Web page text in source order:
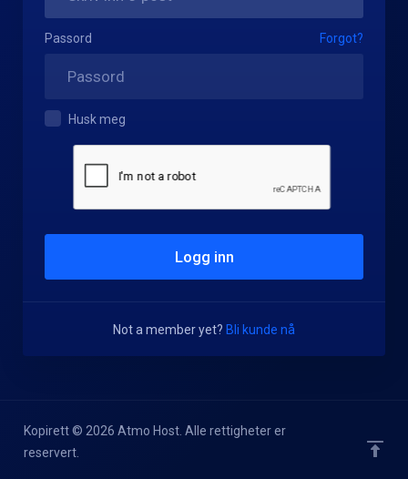
Passord Forgot?
Husk meg
Not a member yet? Bli kunde nå
Kopirett © 2026 Atmo Host. Alle rettigheter er
reservert.